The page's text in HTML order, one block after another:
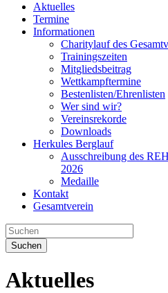
Aktuelles
Termine
Informationen
Charitylauf des
Trainingszeiten
Mitgliedsbeitrag
Wettkampftermine
Bestenlisten/Ehrenlisten
Wer sind wir?
Vereinsrekorde
Downloads
Herkules Berglauf
Ausschreibung des
2026
Medaille
Kontakt
Gesamtverein
Suchen
Aktuelles